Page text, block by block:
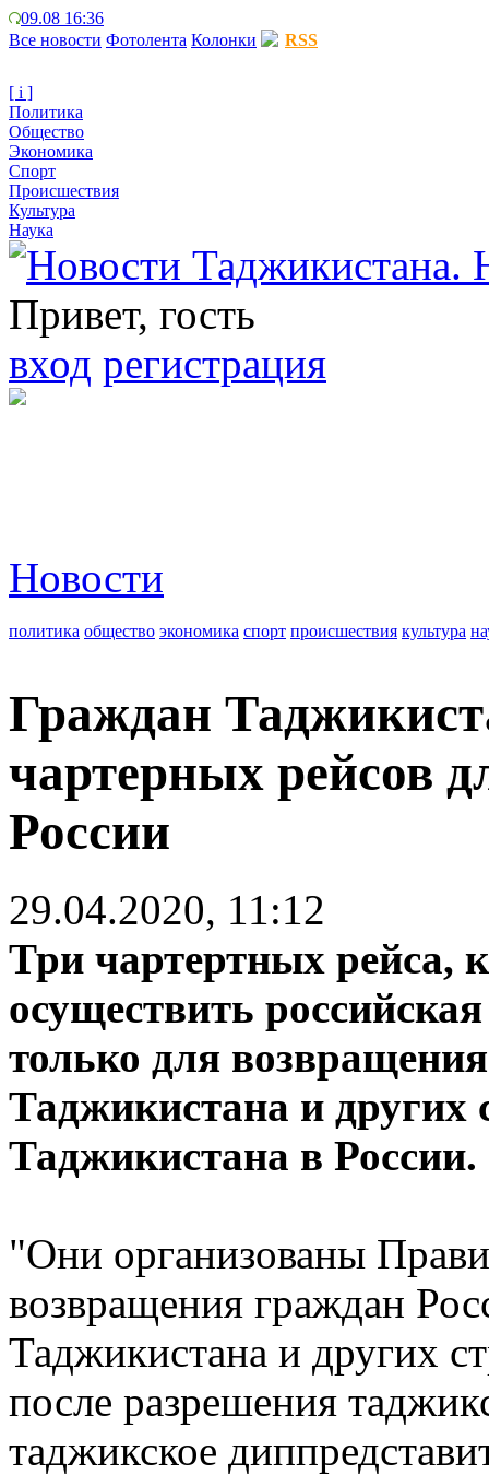
09.08 16:36
Все новости Фотолента Колонки RSS
[ i ]
Политика
Общество
Экономика
Спорт
Происшествия
Культура
Наука
Привет, гость
вход регистрация
Новости
политика общество экономика спорт происшествия культура
Граждан
чартерных рейсов
России
29.04.2020, 11:12
Три чартертных рейса,
осуществить
только для
Таджикистана и других
Таджикистана в России.
"Они организованы
возвращения граждан
Таджикистана и других
после разрешения
таджикское